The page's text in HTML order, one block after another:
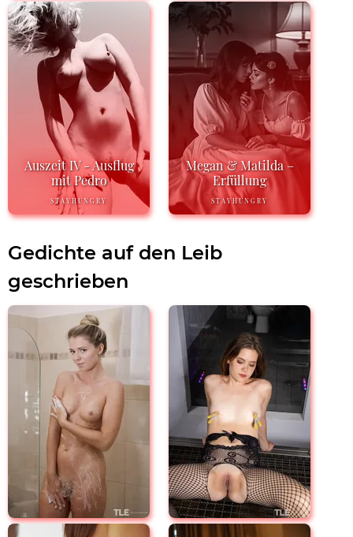
Auszeit IV - Ausflug
mit Pedro
STAYHUNGRY
Megan & Matilda –
Erfüllung
STAYHUNGRY
Gedichte auf den Leib
geschrieben